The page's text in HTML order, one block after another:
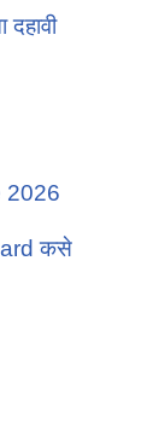
दहावी
2026
कसे